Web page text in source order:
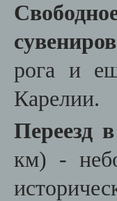
рога и
Карелии.
Переезд
км) -